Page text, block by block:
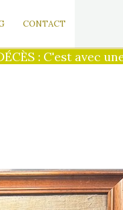
: C'est avec
CONTACT